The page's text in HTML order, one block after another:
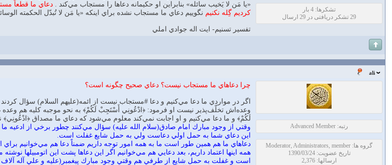
تشکرها: 4 بار
29 تشکر دریافتی در 29 ارسال
«يا مَن لا يَخيب سائله» بنابراين او حكيمانه دعاها را مستجاب مي‌كند . دعاي ما قطعاً
كرديم گِله نكنيم نگوييم دعاي ما مستجاب نشده براي اينكه «يا مَن لا تُبدّل الحكمته
تفسير تسنیم- ايت اله جوادي املي
ali
رتبه: Advanced Member
گروه ها: Moderator, Administrators, member
تاریخ عضویت: 1390/03/24
ارسالها: 2,376
چرا دعاهاي ما مستجاب نيست؟ دعاي صحيح چگونه است؟
اگر در مواردي ما دعا مي‌كنيم و دعا #مستجاب نيست از ائمه(عليهم السلام) سؤال
وعده‌اش تخلّف‌پذير نيست او فرمود: ﴿ادْعُونِي أَسْتَجِبْ لَكُمْ﴾ به نحو موجبه كليه هم
لَكُمْ﴾ و ما دعا مي‌كنيم و او اجابت نمي‌كند معلوم مي‌شود كه دعاي ما مصداق
وقتي از وجود مبارك امام صادق(سلام الله عليه) سؤال مي‌كنند چطور برخي از ادعيه‌
اين دعاي شما به حمل اولي دعاست ولي به حمل شايع غفلت است.
دعاهاي ما هم همين طور است ما به همه امور توجه داريم ضمناً دعا هم مي‌خوانيم براي
همه اينها اعتماد داريم، بعد دعايي هم مي‌خوانيم اگر اين دعاها پشت اين
است و غفلت به حمل شايع از طرفي هم وقتي وجود مبارك پيغمبر(عليه و علي آله آلاف